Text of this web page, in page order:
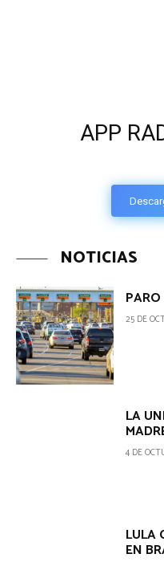
APP
NOTICIAS
25 DE
LA
4 DE
LULA
EN